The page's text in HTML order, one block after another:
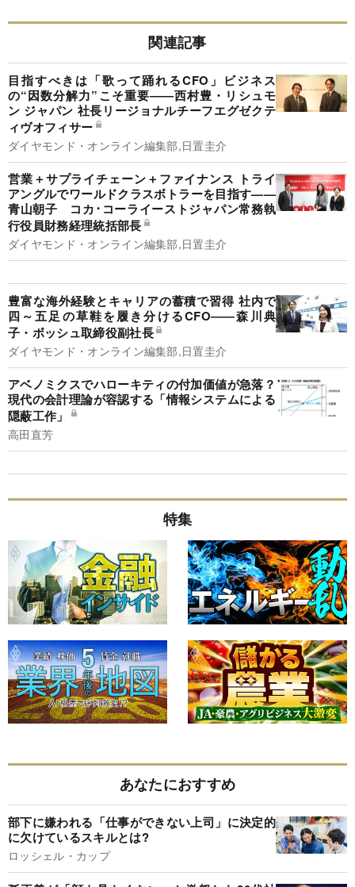
関連記事
目指すべきは「歌って踊れるCFO」ビジネス
の“因数分解力”こそ重要――西村豊・リシュモ
ン ジャパン 社長リージョナルチーフエグゼクテ
ィヴオフィサー
ダイヤモンド・オンライン編集部,日置圭介
営業＋サプライチェーン＋ファイナンス トライ
アングルでワールドクラスボトラーを目指す——
青山朝子 コカ･コーライーストジャパン常務執
行役員財務経理統括部長
ダイヤモンド・オンライン編集部,日置圭介
豊富な海外経験とキャリアの蓄積で習得 社内で
四～五足の草鞋を履き分けるCFO――森川典
子・ボッシュ取締役副社長
ダイヤモンド・オンライン編集部,日置圭介
アベノミクスでハローキティの付加価値が急落？
現代の会計理論が容認する「情報システムによる
隠蔽工作」
高田直芳
特集
あなたにおすすめ
部下に嫌われる「仕事ができない上司」に決定的
に欠けているスキルとは?
ロッシェル・カップ